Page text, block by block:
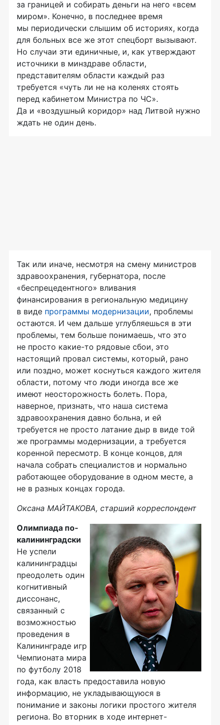
за границей и собирать деньги на него «всем
миром». Конечно, в последнее время
мы периодически слышим об историях, когда
для больных все же этот спецборт вызывают.
Но случаи эти единичные, и, как утверждают
источники в минздраве области,
представителям области каждый раз
требуется «чуть ли не на коленях стоять
перед кабинетом Министра по ЧС».
Да и «воздушный коридор» над Литвой нужно
ждать не один день.
Так или иначе, несмотря на смену министров
здравоохранения, губернатора, после
«беспрецедентного» вливания
финансирования в региональную медицину
в виде программы модернизации, проблемы
остаются. И чем дальше углубляешься в эти
проблемы, тем больше понимаешь, что это
не просто какие-то рядовые сбои, это
настоящий провал системы, который, рано
или поздно, может коснуться каждого жителя
области, потому что люди иногда все же
имеют неосторожность болеть. Пора,
наверное, признать, что наша система
здравоохранения давно больна, и ей
требуется не просто латание дыр в виде той
же программы модернизации, а требуется
коренной пересмотр. В конце концов, для
начала собрать специалистов и нормально
работающее оборудование в одном месте, а
не в разных концах города.
Оксана МАЙТАКОВА, старший корреспондент
Олимпиада по-
калининградски
Не успели
калининградцы
преодолеть один
когнитивный
диссонанс,
связанный с
возможностью
проведения в
Калининграде игр
Чемпионата мира
по футболу 2018
года, как власть предоставила новую
информацию, не укладывающуюся в
понимание и законы логики простого жителя
региона. Во вторник в ходе интернет-